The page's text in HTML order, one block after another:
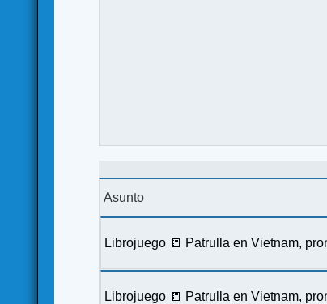
Asunto
Librojuego 📒 Patrulla en Vietnam,
Librojuego 📒 Patrulla en Vietnam,